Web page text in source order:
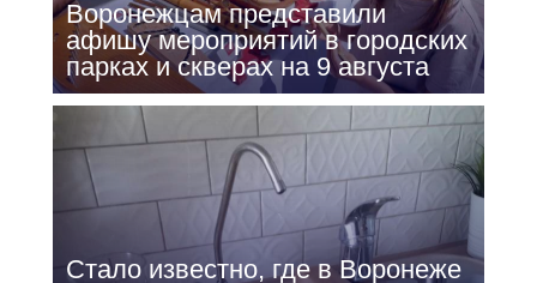
Воронежцам представили
афишу мероприятий в городских
парках и скверах на 9 августа
Стало известно, где в Воронеже